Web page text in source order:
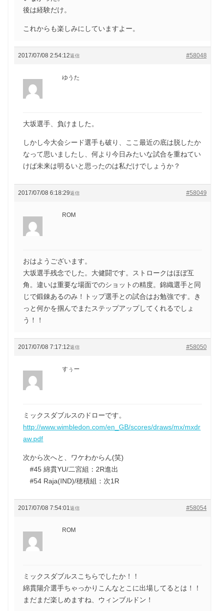
後は経験だけ。
これからも楽しみにしていますよー。
2017/07/08 2:54:12 #58048
返信
ゆうた
大坂選手、負けました。
しかし今大会シード選手も破り、ここ最近の底は脱したか
なって思いましたし、何より今日みたいな試合を重ねてい
けば未来は明るいと思ったのは私だけでしょうか？
2017/07/08 6:18:29 #58049
返信
ROM
おはようございます。
大坂選手残念でした。大健闘です。ストロークはほぼ互
角。違いは重要な場面でのショットの精度。錦織選手と同
じで鍛錬あるのみ！トップ選手との試合はお勉強です。き
っと何かを掴んでまたステップアップしてくれるでしょ
う！！
2017/07/08 7:17:12 #58050
返信
すぅー
ミックスダブルスのドローです。
http://www.wimbledon.com/en_GB/scores/draws/mx/mxdr
aw.pdf
次から次へと、ワケわからん(笑)
#45 綿貫YU/二宮組：2R進出
#54 Raja(IND)/穂積組：次1R
2017/07/08 7:54:01 #58054
返信
ROM
ミックスダブルスこちらでしたか！！
綿貫陽介選手ちゃっかりこんなとこに出場してるとは！！
まだまだ楽しめますね、ウィンブルドン！